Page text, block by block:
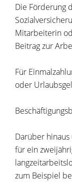
Die Förderung
Mitarbeiterin
Beitrag zur
Für
oder
Darüber
für ein
zum Beispiel